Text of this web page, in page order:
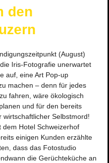
den
(August)
Iris-Fotografie unerwartet
auf, eine Art Pop-up
machen – denn für jedes
fahren, wäre ökologisch
und für den bereits
Selbstmord!
Hotel Schweizerhof
einigen Kunden erzählte
dass das Fotostudio
die Gerüchteküche an